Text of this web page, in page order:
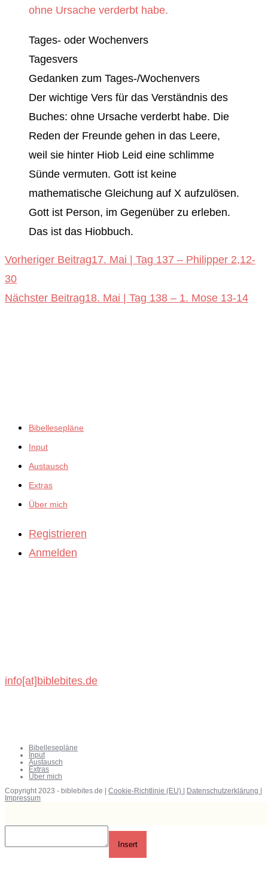
ohne Ursache verderbt habe.
Tages- oder Wochenvers
Tagesvers
Gedanken zum Tages-/Wochenvers
Der wichtige Vers für das Verständnis des
Buches: ohne Ursache verderbt habe. Die
Reden der Freunde gehen in das Leere,
weil sie hinter Hiob Leid eine schlimme
Sünde vermuten. Gott ist keine
mathematische Gleichung auf X aufzulösen.
Gott ist Person, im Gegenüber zu erleben.
Das ist das Hiobbuch.
Weitere
Artikel
Vorheriger Beitrag17. Mai | Tag 137 – Philipper 2,12-
30
Nächster Beitrag18. Mai | Tag 138 – 1. Mose 13-14
Bibellesepläne
Input
Austausch
Extras
Über mich
Registrieren
Anmelden
info[at]biblebites.de
Bibellesepläne
Input
Austausch
Extras
Über mich
Copyright 2023 - biblebites.de | Cookie-Richtlinie (EU) | Datenschutzerklärung |
Impressum
Insert